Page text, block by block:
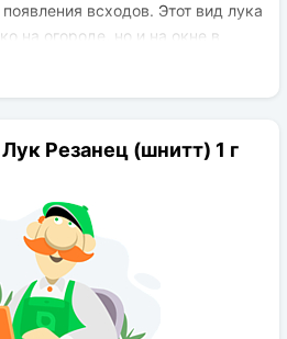
всходов. Этот вид лука
на огороде, но и на окне в
Резанец (шнитт) 1 г